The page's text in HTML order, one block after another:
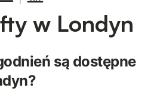
w Londyn
są dostępne